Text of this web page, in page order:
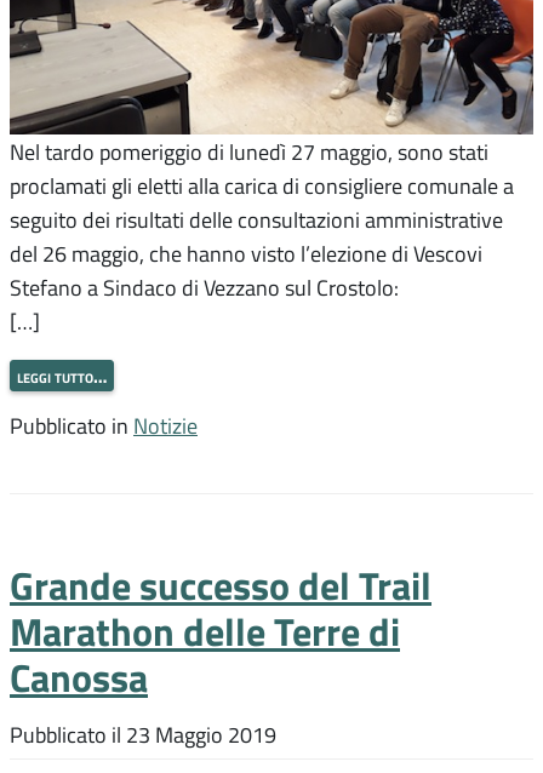
Nel tardo pomeriggio di lunedì 27 maggio, sono stati
proclamati gli eletti alla carica di consigliere comunale a
seguito dei risultati delle consultazioni amministrative
del 26 maggio, che hanno visto l’elezione di Vescovi
Stefano a Sindaco di Vezzano sul Crostolo:
[…]
leggi tutto…
Pubblicato in Notizie
Grande successo del Trail
Marathon delle Terre di
Canossa
Pubblicato il 23 Maggio 2019